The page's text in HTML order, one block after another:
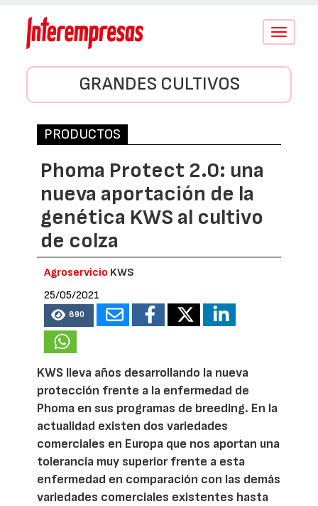
Conmutar
GRANDES CULTIVOS
PRODUCTOS
Phoma Protect 2.0: una
nueva aportación de la
genética KWS al cultivo
de colza
Agroservicio KWS
25/05/2021
890
KWS lleva años desarrollando la nueva
protección frente a la enfermedad de
Phoma en sus programas de breeding. En la
actualidad existen dos variedades
comerciales en Europa que nos aportan una
tolerancia muy superior frente a esta
enfermedad en comparación con las demás
variedades comerciales existentes hasta